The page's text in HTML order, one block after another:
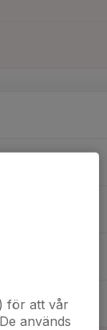
för att vår
används